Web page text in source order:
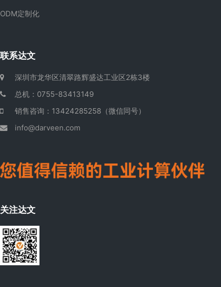
ODM定制化
联系达文
深圳市龙华区清翠路辉盛达工业区2栋3楼
总机：0755-83413149
销售咨询：13424285258（微信同号）
info@darveen.com
关注达文